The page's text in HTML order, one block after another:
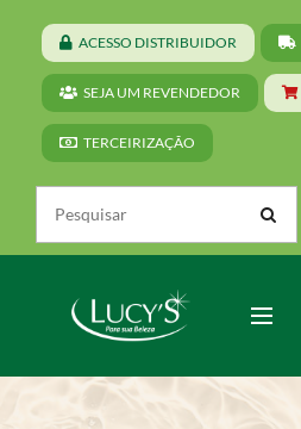
ACESSO DISTRIBUIDOR
SEJA UM REVENDEDOR
TERCEIRIZAÇÃO